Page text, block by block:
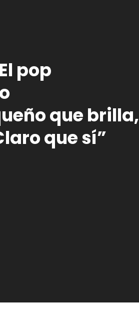
pop
que brilla,
que sí”